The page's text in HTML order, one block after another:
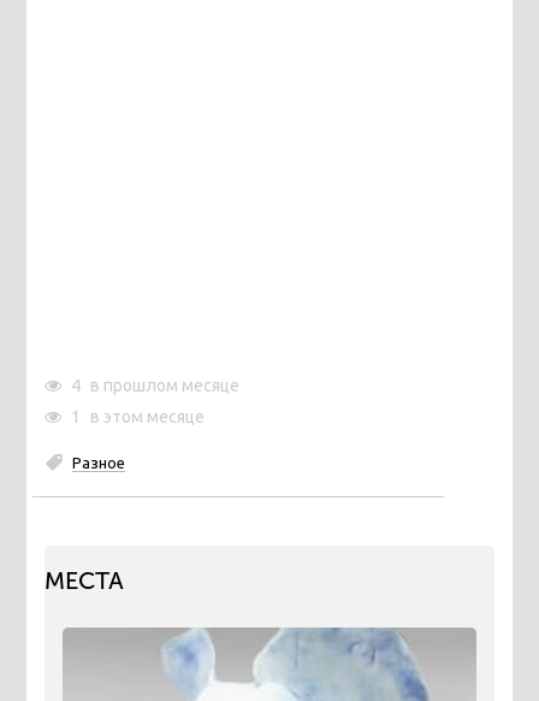
4 в прошлом месяце
1
в этом месяце
Разное
МЕСТА